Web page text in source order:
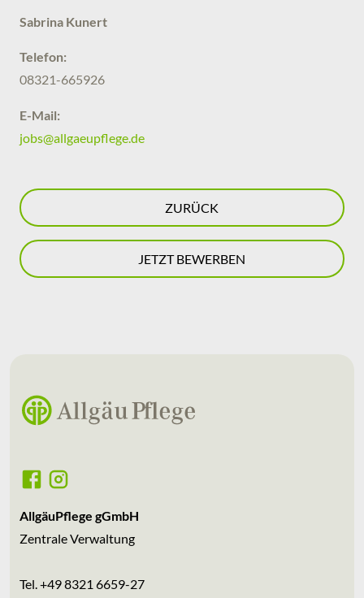
Sabrina Kunert
Telefon:
08321-665926
E-Mail:
jobs@allgaeupflegede
ZURÜCK
JETZT BEWERBEN
AllgäuPflege gGmbH
Zentrale Verwaltung
Tel.+49 8321 6659-27